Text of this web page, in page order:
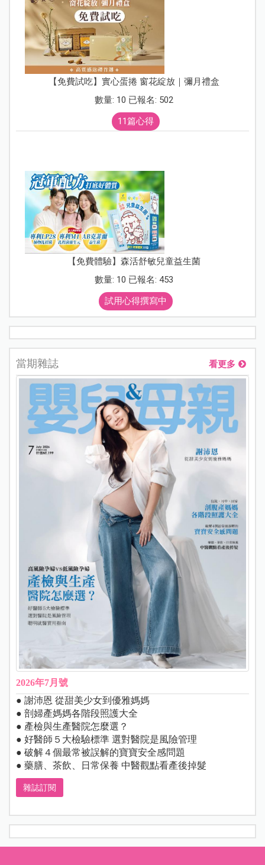
【免費試吃】實心蛋捲 窗花綻放｜彌月禮盒
數量: 10 已報名: 502
11篇心得
【免費體驗】森活舒敏兒童益生菌
數量: 10 已報名: 453
試用心得撰寫中
當期雜誌 看更多
2026年7月號
● 謝沛恩 從甜美少女到優雅媽媽
● 剖婦產媽媽各階段照護大全
● 產檢與生產醫院怎麼選？
● 好醫師５大檢驗標準 選對醫院是風險管理
● 破解４個最常被誤解的寶寶安全感問題
● 藥膳、茶飲、日常保養 中醫觀點看產後掉髮
雜誌訂閱